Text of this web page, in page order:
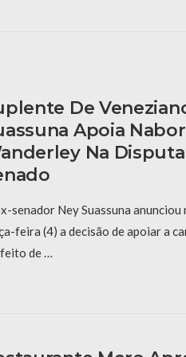
De
Apoia Nabor
Na
senador Ney Suassuna anunciou
feira (4) a decisão de apoiar a
de …